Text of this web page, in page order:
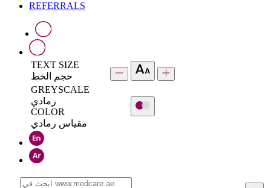
REFERRALS
TEXT SIZE
حجم الخط
GREYSCALE
رمادي
COLOR
مقياس رمادي